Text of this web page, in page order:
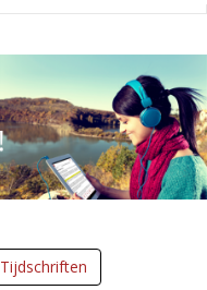
Tijdschriften